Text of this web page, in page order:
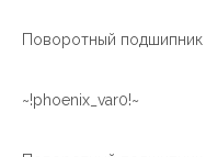
~!phoenix_var0!~